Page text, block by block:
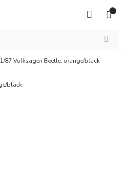
1/87 Volksagen Beetle, orange/black